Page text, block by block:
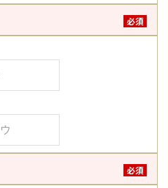
必須
必須